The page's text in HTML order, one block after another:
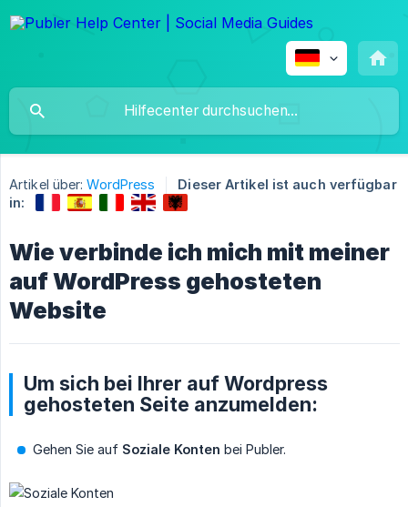
Artikel über: WordPress
Dieser Artikel ist auch verfügbar
in:
Wie verbinde ich mich mit meiner
auf WordPress gehosteten
Website
Um sich bei Ihrer auf Wordpress
gehosteten Seite anzumelden:
Gehen Sie auf Soziale Konten bei Publer.